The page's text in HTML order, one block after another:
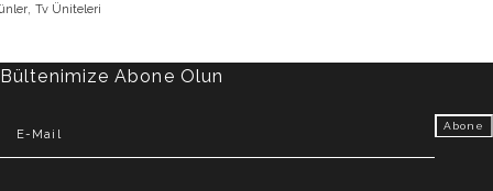
Tv Üniteleri
Bültenimize Abone Olun